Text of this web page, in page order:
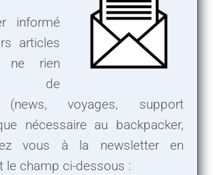
informé
articles
ne rien
de
(news, voyages, support
nécessaire au backpacker,
vous à la newsletter en
le champ ci-dessous :